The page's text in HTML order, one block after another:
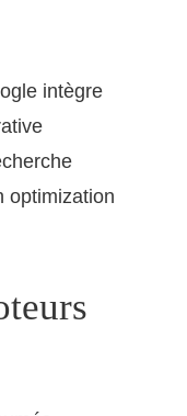
intègre
optimization